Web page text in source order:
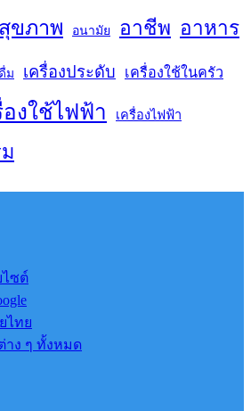
ขภาพ อนามัย อาชีพ อาหาร
ม เครื่องประดับ เครื่องใช้ในครัว
องใช้ไฟฟ้า เครื่องไฟฟ้า
ไซต์
ไทย
าง ๆ ทั้งหมด